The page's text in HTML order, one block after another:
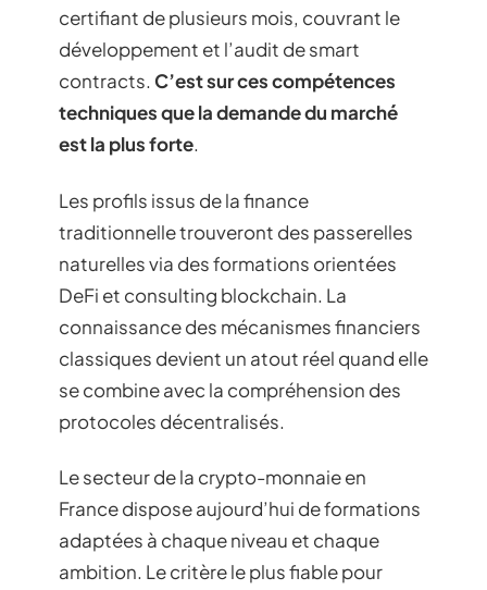
certifiant de plusieurs mois, couvrant le
développement et l’audit de smart
contracts. C’est sur ces compétences
techniques que la demande du marché
est la plus forte.
Les profils issus de la finance
traditionnelle trouveront des passerelles
naturelles via des formations orientées
DeFi et consulting blockchain. La
connaissance des mécanismes financiers
classiques devient un atout réel quand elle
se combine avec la compréhension des
protocoles décentralisés.
Le secteur de la crypto-monnaie en
France dispose aujourd’hui de formations
adaptées à chaque niveau et chaque
ambition. Le critère le plus fiable pour